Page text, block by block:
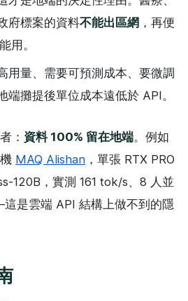
府標案的資料不能出區網，再便
用。
用量、需要可預測成本、要微調
端攤提後單位成本遠低於 API。
： 資料 100% 留在地端。例如
MAQ Alishan ，單張 RTX PRO
120B，實測 161 tok/s、8 人並
是雲端 API 結構上做不到的隱